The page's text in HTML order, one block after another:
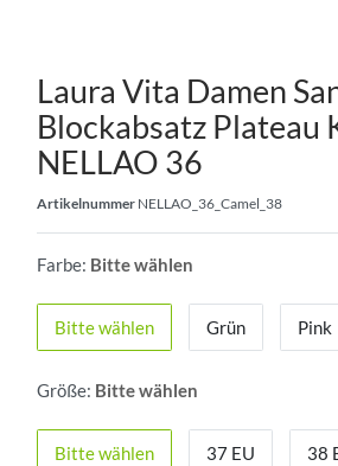
Laura Vita Damen
Blockabsatz Plateau
NELLAO 36
Artikelnummer NELLAO_36_Camel_38
Farbe: Bitte wählen
Bitte wählen Grün Pink
Größe: Bitte wählen
Bitte wählen 37 EU 38